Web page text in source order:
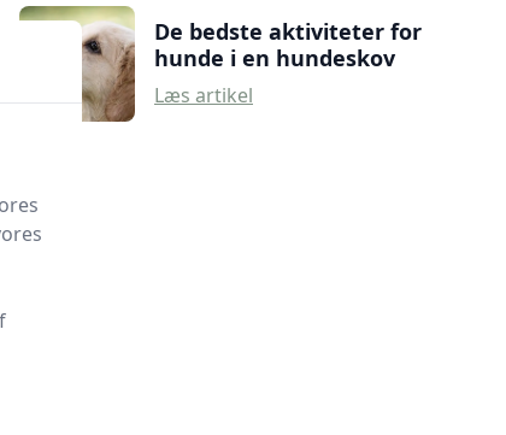
De bedste aktiviteter for
hunde i en hundeskov
Læs artikel